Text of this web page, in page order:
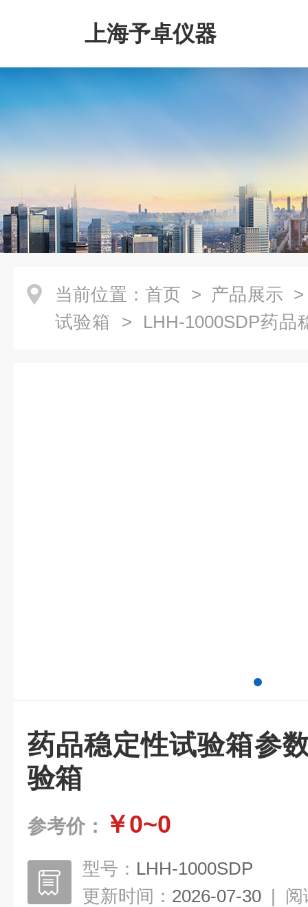
上海予卓仪器
当前位置： 首页 > 产品展示
试验箱 > LHH-1000SDP药品
药品稳定性试验箱参
验箱
参考价： ￥0~0
型号： LHH-1000SDP
更新时间： 2026-07-30 | 阅